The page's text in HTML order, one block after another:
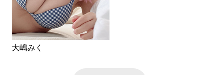
大嶋みく